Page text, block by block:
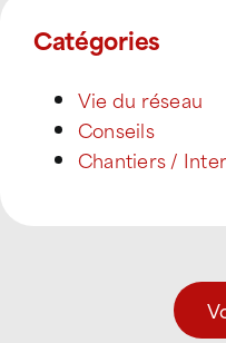
Catégories
Vie du réseau
Conseils
Chantiers /